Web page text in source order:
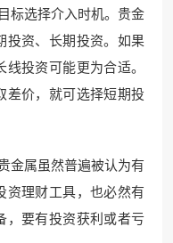
标选择介入时机。贵金
投资、长期投资。如果
投资可能更为合适。
差价，就可选择短期投
金属虽然普遍被认为有
资理财工具，也必然有
，要有投资获利或者亏